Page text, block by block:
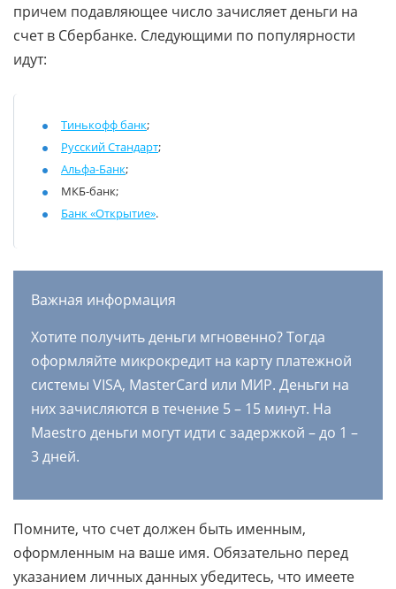
причем подавляющее число зачисляет деньги на
счет в Сбербанке. Следующими по популярности
идут:
Тинькофф банк;
Русский Стандарт;
Альфа-Банк;
МКБ-банк;
Банк «Открытие».
Важная информация
Хотите получить деньги мгновенно? Тогда
оформляйте микрокредит на карту платежной
системы VISA, MasterCard или МИР. Деньги на
них зачисляются в течение 5 – 15 минут. На
Maestro деньги могут идти с задержкой – до 1 –
3 дней.
Помните, что счет должен быть именным,
оформленным на ваше имя. Обязательно перед
указанием личных данных убедитесь, что имеете